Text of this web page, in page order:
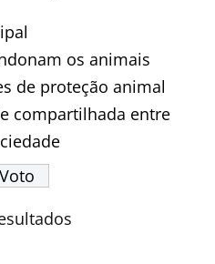
os animais
de proteção animal
compartilhada entre